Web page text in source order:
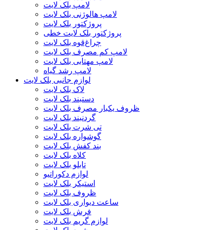
لامپ بلک لایت
لامپ هالوژنی بلک لایت
پروژکتور بلک لایت
پروژکتور بلک لایت خطی
چراغ‌قوه بلک لایت
لامپ کم مصرف بلک لایت
لامپ مهتابی بلک لایت
لامپ رشد گیاه
لوازم جانبی بلک لایت
لاک بلک لایت
دستبند بلک لایت
ظروف یکبار مصرف بلک لایت
گردنبند بلک لایت
تی شرت بلک لایت
گوشواره بلک لایت
بند کفش بلک لایت
کلاه بلک لایت
تابلو بلک لایت
لوازم دکوراتیو
استیکر بلک لایت
ظروف بلک لایت
ساعت دیواری بلک لایت
فرش بلک لایت
لوازم گریم بلک لایت